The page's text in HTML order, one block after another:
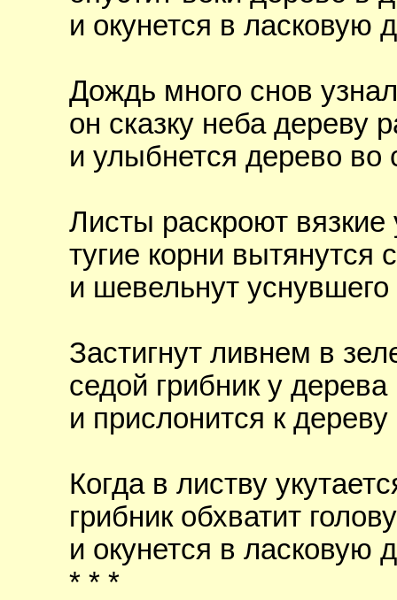
и окунется в ласковую
Дождь много снов
он сказку неба дереву
и улыбнется дерево во
Листы раскроют вязкие
тугие корни вытянутся
и шевельнут уснувшего
Застигнут ливнем в
седой грибник у дерева
и прислонится к
Когда в листву
грибник обхватит
и окунется в ласковую
* * *